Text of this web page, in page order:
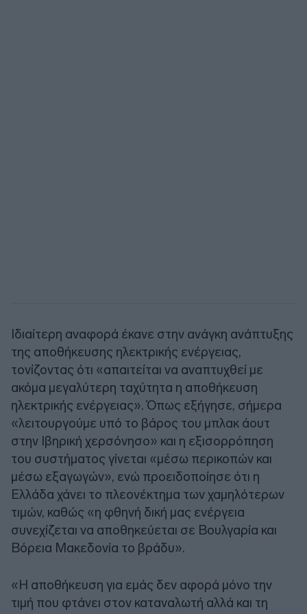
Ιδιαίτερη αναφορά έκανε στην ανάγκη ανάπτυξης
της αποθήκευσης ηλεκτρικής ενέργειας,
τονίζοντας ότι «απαιτείται να αναπτυχθεί με
ακόμα μεγαλύτερη ταχύτητα η αποθήκευση
ηλεκτρικής ενέργειας». Όπως εξήγησε, σήμερα
«λειτουργούμε υπό το βάρος του μπλακ άουτ
στην Ιβηρική χερσόνησο» και η εξισορρόπηση
του συστήματος γίνεται «μέσω περικοπών και
μέσω εξαγωγών», ενώ προειδοποίησε ότι η
Ελλάδα χάνει το πλεονέκτημα των χαμηλότερων
τιμών, καθώς «η φθηνή δική μας ενέργεια
συνεχίζεται να αποθηκεύεται σε Βουλγαρία και
Βόρεια Μακεδονία το βράδυ».
«Η αποθήκευση για εμάς δεν αφορά μόνο την
τιμή που φτάνει στον καταναλωτή αλλά και τη